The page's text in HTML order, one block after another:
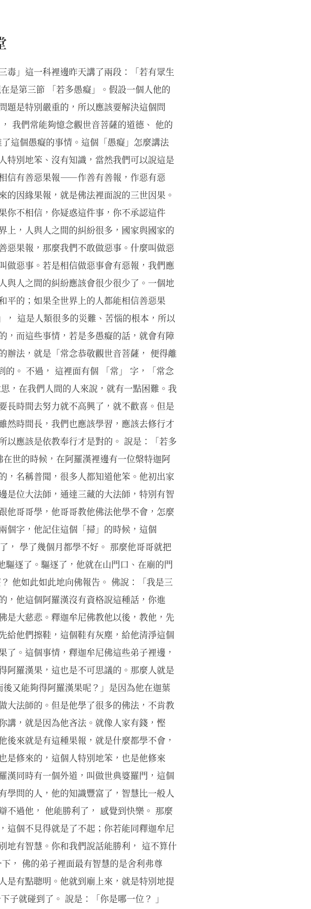
毒」這一科裡邊昨天講了兩段：「若有眾生
是第三節 「若多愚癡」。假設一個人他的
題是特別嚴重的，所以應該要解決這個問
我們常能夠憶念觀世音菩薩的道德、 他的
這個愚癡的事情。這個「愚癡」怎麼講法
特別地笨、沒有知識，當然我們可以說這是
信有善惡果報——作善有善報，作惡有惡
因緣果報，就是佛法裡面說的三世因果。
你不相信，你疑惑這件事，你不承認這件
上，人與人之間的糾紛很多，國家與國家的
惡果報，那麼我們不敢做惡事。什麼叫做惡
做惡事。若是相信做惡事會有惡報，我們應
與人之間的糾紛應該會很少很少了。一個地
平的；如果全世界上的人都能相信善惡果
這是人類很多的災難、苦惱的根本，所以
，而這些事情，若是多愚癡的話，就會有障
辦法，就是「常念恭敬觀世音菩薩， 便得離
。 不過， 這裡面有個 「常」 字，「常念
，在我們人間的人來說，就有一點困難。我
長時間去努力就不高興了，就不歡喜。但是
然時間長，我們也應該學習，應該去修行才
以應該是依教奉行才是對的。 說是：「若多
世的時候，在阿羅漢裡邊有一位槃特迦阿
，名稱普聞，很多人都知道他笨。他初出家
是位大法師，通達三藏的大法師，特別有智
他哥哥學，他哥哥教他佛法他學不會，怎麼
個字，他記住這個「掃」的時候，這個
， 學了幾個月都學不好。 那麼他哥哥就把
逐了。驅逐了，他就在山門口、在廟的門
他如此如此地向佛報告。 佛說：「我是三
，他這個阿羅漢沒有資格說這種話，你進
是大慈悲。釋迦牟尼佛教他以後，教他，先
給他們擦鞋，這個鞋有灰塵，給他清淨這個
。這個事情，釋迦牟尼佛這些弟子裡邊，
阿羅漢果，這也是不可思議的。那麼人就是
又能夠得阿羅漢果呢？」是因為他在迦葉
大法師的。但是他學了很多的佛法，不肯教
講，就是因為他吝法。就像人家有錢，慳
來就是有這種果報，就是什麼都學不會，
是修來的，這個人特別地笨，也是他修來
漢同時有一個外道，叫做世典婆羅門，這個
學問的人，他的知識豐富了，智慧比一般人
不過他， 他能勝利了， 感覺到快樂。 那麼
這個不見得就是了不起；你若能同釋迦牟尼
地有智慧。你和我們說話能勝利， 這不算什
， 佛的弟子裡面最有智慧的是舍利弗尊
是有點聰明。他就到廟上來，就是特別地提
子就碰到了。 說是：「你是哪一位？ 」